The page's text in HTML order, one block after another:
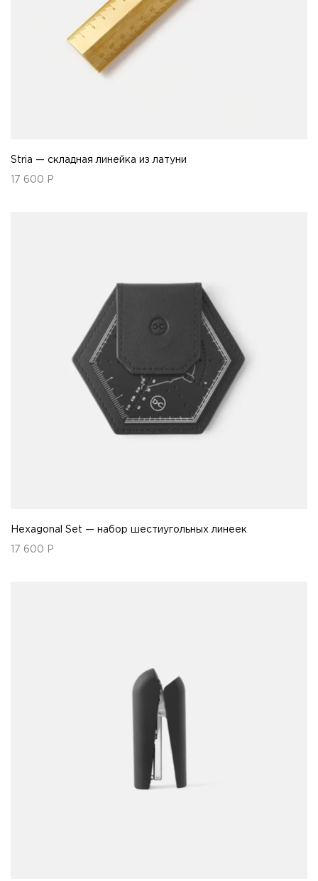
Stria — складная линейка из латуни
17 600 Р
Hexagonal Set — набор шестиугольных линеек
17 600 Р